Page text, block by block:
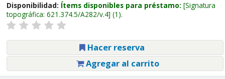
Disponibilidad: Ítems disponibles para préstamo: Signatura
topográfica: 621.374.5/A282/v.4 (1).
Hacer reserva
Agregar al carrito